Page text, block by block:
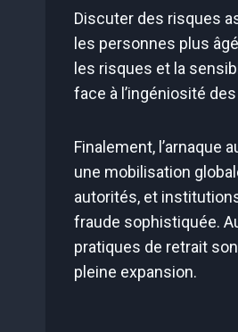
Discuter des risques
les personnes plus
les risques et la
face à l’ingéniosité
Finalement, l’arnaque
une mobilisation
autorités, et
fraude sophistiquée.
pratiques de retrait
pleine expansion.